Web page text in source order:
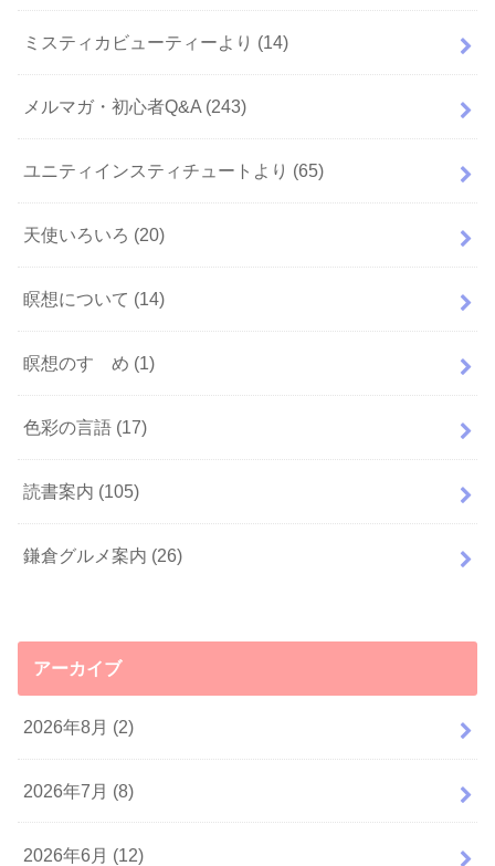
ミスティカビューティーより (14)
メルマガ・初心者Q&A (243)
ユニティインスティチュートより (65)
天使いろいろ (20)
瞑想について (14)
瞑想のすゝめ (1)
色彩の言語 (17)
読書案内 (105)
鎌倉グルメ案内 (26)
アーカイブ
2026年8月 (2)
2026年7月 (8)
2026年6月 (12)